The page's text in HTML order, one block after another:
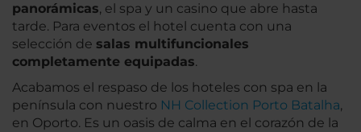
panorámicas, el spa y un casino que abre hasta
tarde. Para eventos el hotel cuenta con una
selección de salas multifuncionales
completamente equipadas.
Acabamos el respaso de los hoteles con spa en la
península con nuestro NH Collection Porto Batalha,
en Oporto. Es un oasis de calma en el corazón de la